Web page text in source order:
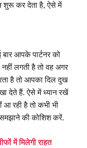
शुरू कर देता है, ऐसे में
आपके पार्टनर को
लगती है तो वह अगर
है तो आपका दिल दुख
देते हैं. ऐसे में ध्यान रखें
रही है तो कभी भी
की कोशिश करें.
में मिलेगी राहत